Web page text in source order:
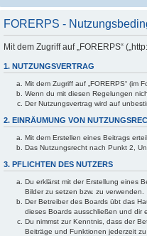
FORERPS -
Mit dem Zugriff auf „FORERPS“
1. NUTZUNGSVERTRAG
Mit dem Zugriff auf „FORERPS“ (im
Wenn du mit diesen Regelungen
Der Nutzungsvertrag wird auf
2. EINRÄUMUNG VON
Mit dem Erstellen eines Beitrags
Das Nutzungsrecht nach Punkt 2,
3. PFLICHTEN DES NUTZERS
Du erklärst mit der Erstellung eines
Bilder zu setzen bzw. zu verwenden.
Der Betreiber des Boards übt das
dieses Boards ausschließen und dir
Du nimmst zur Kenntnis, dass der
Beiträge und Funktionen jederzeit